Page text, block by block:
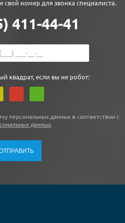
свой номер для звонка специалиста.
411-44-41
квадрат, если вы не робот:
персональных данных в соответствии с
данных.